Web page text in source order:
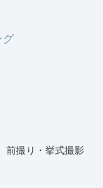
グ
前撮り・挙式撮影